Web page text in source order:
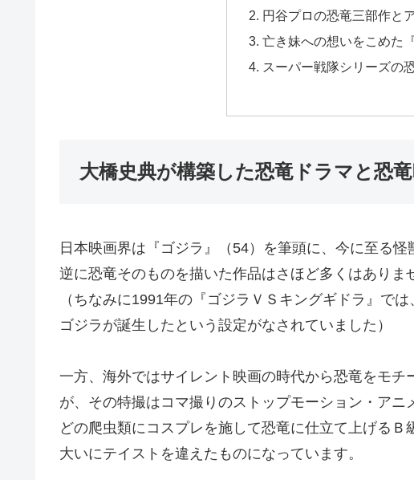
円谷プロの恐竜三部作と
亡き妹への想いをこめた
スーパー戦隊シリーズの
大橋史典が構築した恐竜ドラマと恐
日本映画界は『ゴジラ』（54）を筆頭に、今に至る
逆に恐竜そのものを描いた作品はさほど多くはありま
（ちなみに1991年の『ゴジラＶＳキングギドラ』で
ゴジラが誕生したという設定がなされていました）
一方、海外ではサイレント映画の時代から恐竜をモ
が、その特撮はコマ撮りのストップモーション・ア
どの爬虫類にコスプレを施して恐竜に仕立て上げる
大いにテイストを違えたものになっています。